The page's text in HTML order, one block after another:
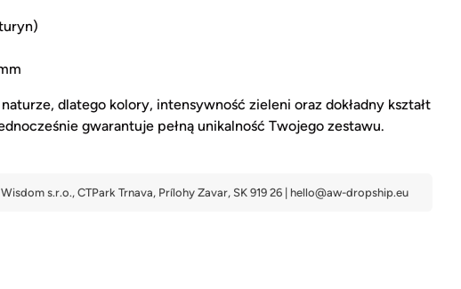
dlatego kolory, intensywność zieleni oraz dokładny kształt
gwarantuje pełną unikalność Twojego zestawu.